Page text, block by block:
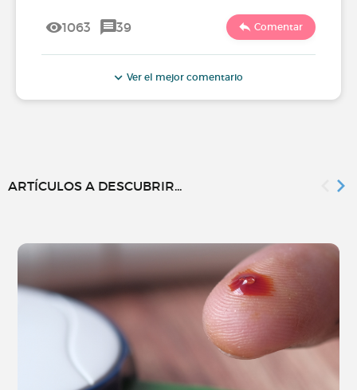
1063 39 Comentar
Ver el mejor comentario
ARTÍCULOS A DESCUBRIR...